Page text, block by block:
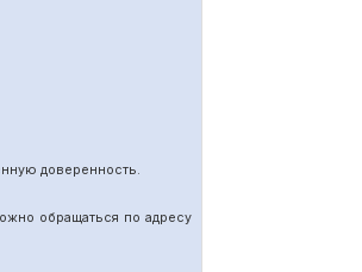
доверенность.
обращаться по адресу